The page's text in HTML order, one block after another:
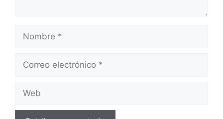
electrónico